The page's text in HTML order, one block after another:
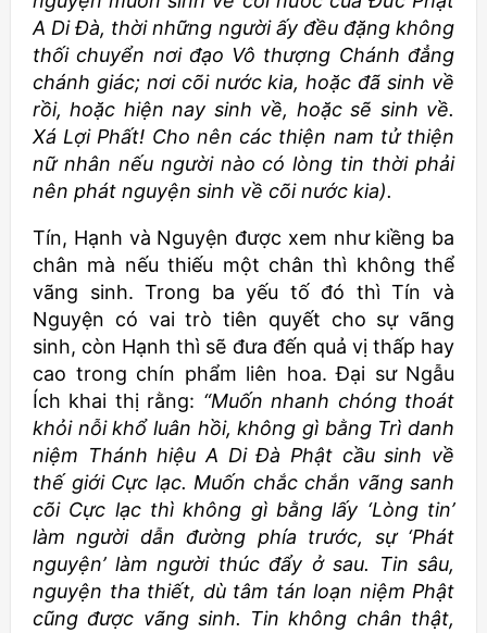
A Di Đà, thời những người ấy đều đặng không
thối chuyển nơi đạo Vô thượng Chánh đẳng
chánh giác; nơi cõi nước kia, hoặc đã sinh về
rồi, hoặc hiện nay sinh về, hoặc sẽ sinh về.
Xá Lợi Phất! Cho nên các thiện nam tử thiện
nữ nhân nếu người nào có lòng tin thời phải
nên phát nguyện sinh về cõi nước kia).
Tín, Hạnh và Nguyện được xem như kiềng ba
chân mà nếu thiếu một chân thì không thể
vãng sinh. Trong ba yếu tố đó thì Tín và
Nguyện có vai trò tiên quyết cho sự vãng
sinh, còn Hạnh thì sẽ đưa đến quả vị thấp hay
cao trong chín phẩm liên hoa. Đại sư Ngẫu
Ích khai thị rằng: “Muốn nhanh chóng thoát
khỏi nỗi khổ luân hồi, không gì bằng Trì danh
niệm Thánh hiệu A Di Đà Phật cầu sinh về
thế giới Cực lạc. Muốn chắc chắn vãng sanh
cõi Cực lạc thì không gì bằng lấy ‘Lòng tin’
làm người dẫn đường phía trước, sự ‘Phát
nguyện’ làm người thúc đẩy ở sau. Tin sâu,
nguyện tha thiết, dù tâm tán loạn niệm Phật
cũng được vãng sinh. Tin không chân thật,